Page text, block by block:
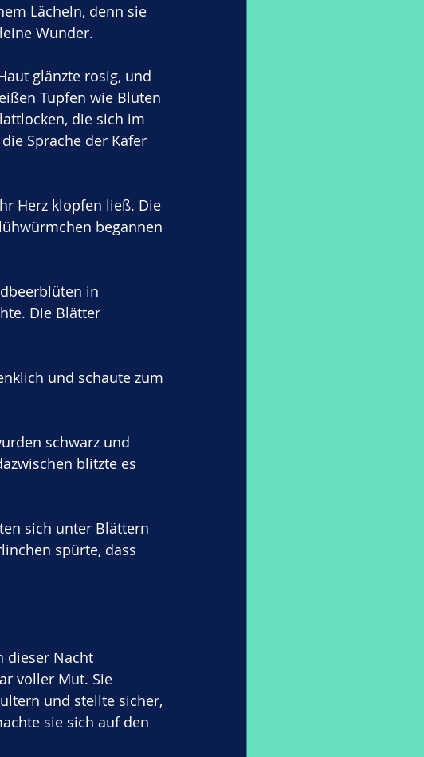
Lächeln, denn sie
Wunder.
glänzte rosig, und
Tupfen wie Blüten
die sich im
Sprache der Käfer
Herz klopfen ließ. Die
begannen
in
Die Blätter
und schaute zum
schwarz und
blitzte es
sich unter Blättern
spürte, dass
dieser Nacht
voller Mut. Sie
und stellte sicher,
sie sich auf den